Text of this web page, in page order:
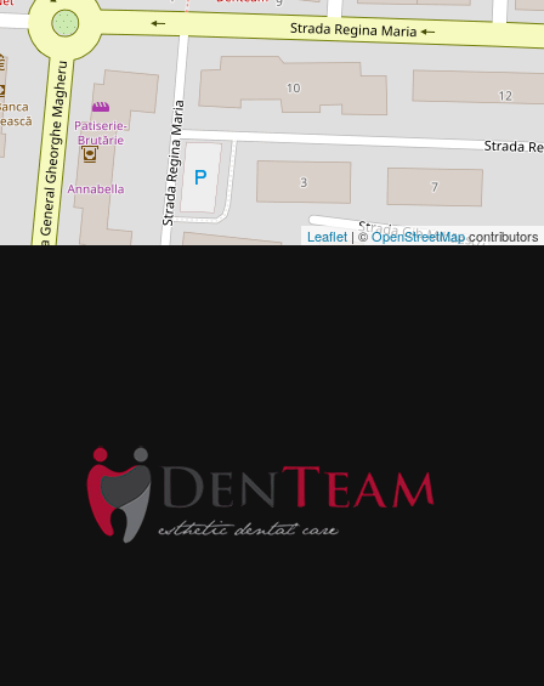
Leaflet | ©OpenStreetMapcontributors